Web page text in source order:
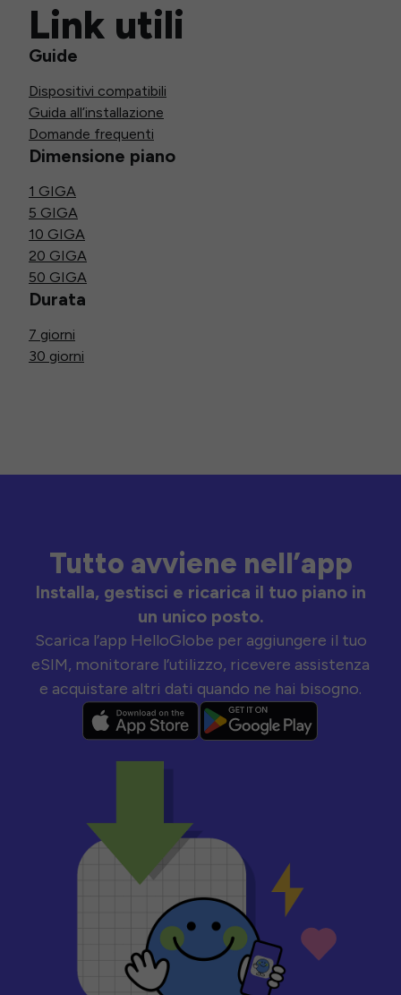
Link utili
Guide
Dispositivi compatibili
Guida all’installazione
Domande frequenti
Dimensione piano
1 GIGA
5 GIGA
10 GIGA
20 GIGA
50 GIGA
Durata
7 giorni
30 giorni
Tutto avviene nell’app
Installa, gestisci e ricarica il tuo piano in
un unico posto.
Scarica l’app HelloGlobe per aggiungere il tuo
eSIM, monitorare l’utilizzo, ricevere assistenza
e acquistare altri dati quando ne hai bisogno.